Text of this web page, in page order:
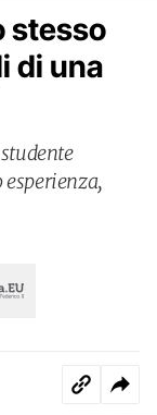
stesso
di una